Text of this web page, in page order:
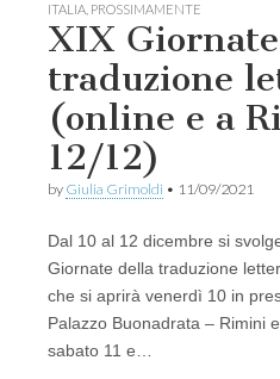
ITALIA PROSSIMAMENTE
XIX
traduzione
(online e a
12/12)
by Giulia Grimoldi • 11/09/2021
Dal 10 al 12 dicembre si
Giornate della traduzione
che si aprirà venerdì 10 in
Palazzo Buonadrata – Rimini
sabato 11 e…